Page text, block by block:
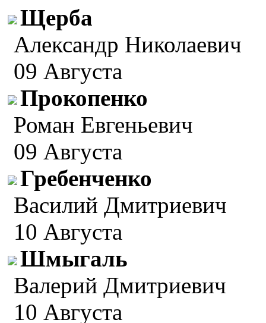
Щерба
Александр Николаевич
09 Августа
Прокопенко
Роман Евгеньевич
09 Августа
Гребенченко
Василий Дмитриевич
10 Августа
Шмыгаль
Валерий Дмитриевич
10 Августа